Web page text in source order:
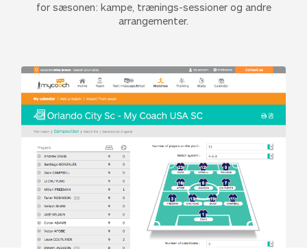
for sæsonen: kampe, trænings-sessioner og andre
arrangementer.